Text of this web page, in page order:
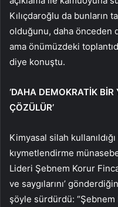
Kılıçdaroğlu da bunların
olduğunu, daha önceden
ama önümüzdeki
diye konuştu.
‘DAHA DEMOKRATİK
ÇÖZÜLÜR’
Kimyasal silah
kıymetlendirme
Lideri Şebnem Korur
ve saygılarını’
şöyle sürdürdü: “Şebnem